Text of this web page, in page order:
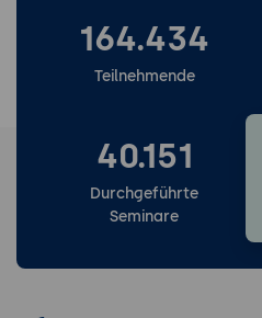
164.434
Teilnehmende
40.151
Durchgeführte
Seminare